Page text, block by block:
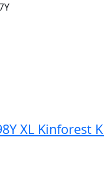
XL Kinforest